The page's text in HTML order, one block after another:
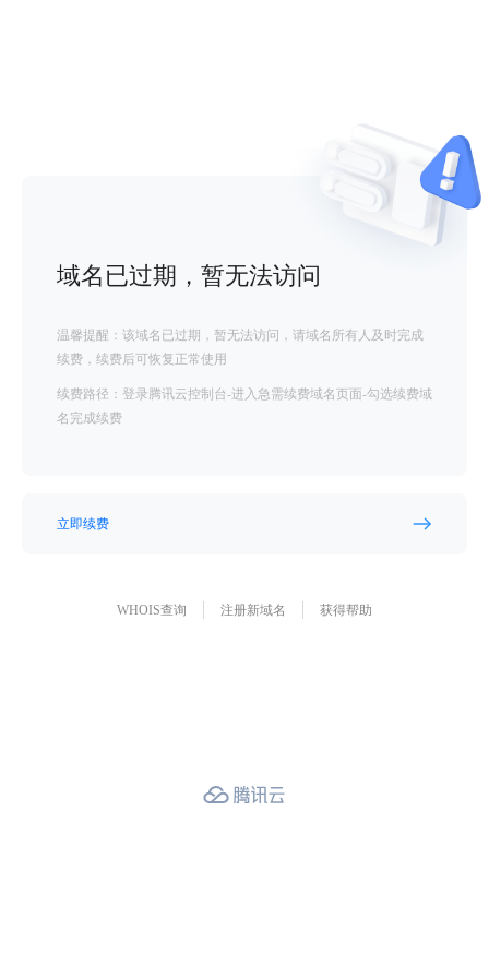
域名已过期，暂无法访问
温馨提醒：该域名已过期，暂无法访问，请域名所有人及时完成
续费，续费后可恢复正常使用
续费路径：登录腾讯云控制台-进入急需续费域名页面-勾选续费域
名完成续费
立即续费
WHOIS查询 注册新域名 获得帮助